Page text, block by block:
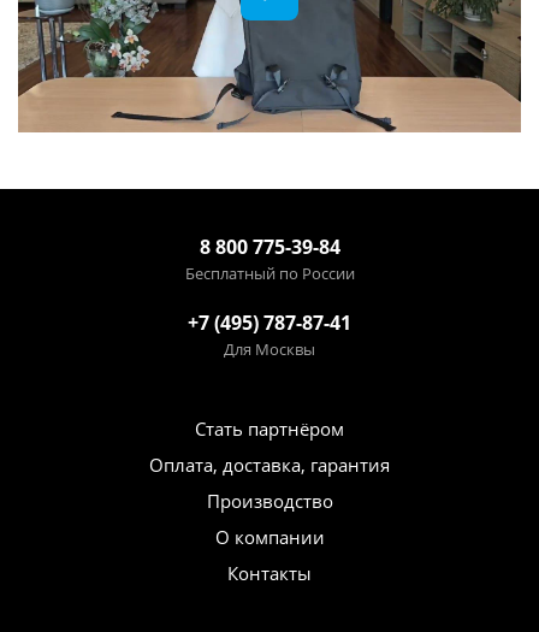
8 800 775-39-84
Бесплатный по России
+7 (495) 787-87-41
Для Москвы
Стать партнёром
Оплата, доставка, гарантия
Производство
О компании
Контакты